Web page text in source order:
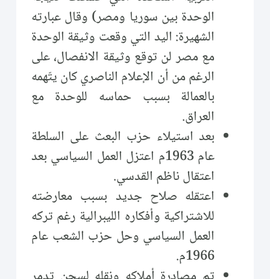
الوحدة بين سوريا ومصر) وقال عبارته
الشهيرة: اليد التي وقعت وثيقة الوحدة
مع مصر لن توقع وثيقة الانفصال، على
الرغم من أن الإعلام الناصري كان يتّهمه
بالعمالة بسبب حماسه للوحدة مع
العراق.
بعد استيلاء حزب البعث على السلطة
عام 1963م اعتزل العمل السياسي بعد
اعتقال ناظم القدسي.
اعتقله صلاح جديد بسبب معارضته
للاشتراكية وأفكاره الليبرالية رغم تركه
العمل السياسي وحل حزب الشعب عام
1966م.